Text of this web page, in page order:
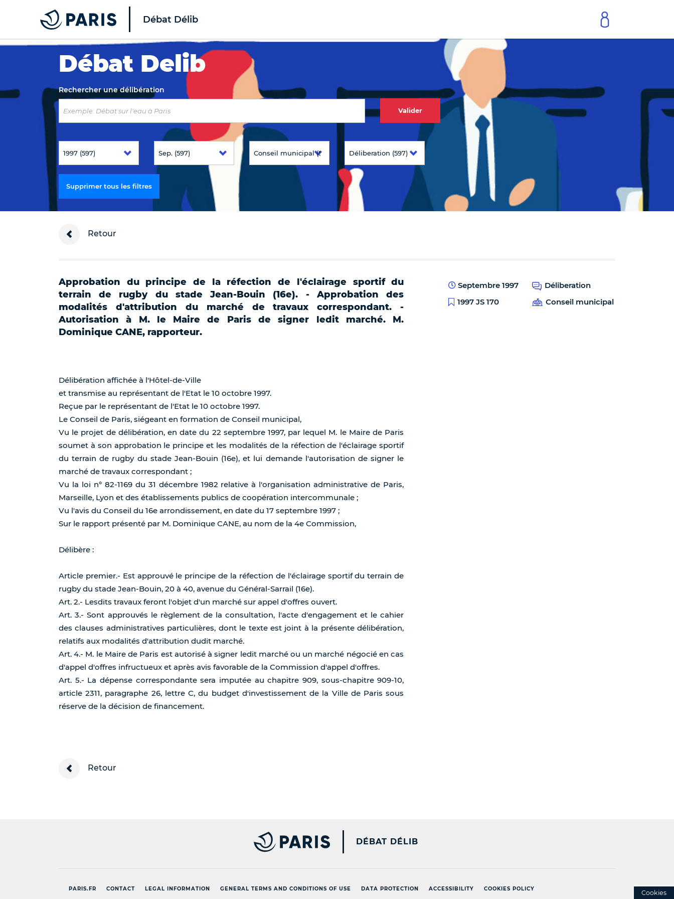
Top of the page
Débat Délib
Débat Delib
Rechercher une délibération
Valider
Supprimer tous les filtres
Retour
Approbation du principe de la réfection de l'éclairage sportif du
terrain de rugby du stade Jean-Bouin (16e). - Approbation des
modalités d'attribution du marché de travaux correspondant. -
Autorisation à M. le Maire de Paris de signer ledit marché. M.
Dominique CANE, rapporteur.
Délibération affichée à l'Hôtel-de-Ville
et transmise au représentant de l'Etat le 10 octobre 1997.
Reçue par le représentant de l'Etat le 10 octobre 1997.
Le Conseil de Paris, siégeant en formation de Conseil municipal,
Vu le projet de délibération, en date du 22 septembre 1997, par lequel M. le Maire de Paris
soumet à son approbation le principe et les modalités de la réfection de l'éclairage sportif
du terrain de rugby du stade Jean-Bouin (16e), et lui demande l'autorisation de signer le
marché de travaux correspondant ;
Vu la loi n° 82-1169 du 31 décembre 1982 relative à l'organisation administrative de Paris,
Marseille, Lyon et des établissements publics de coopération intercommunale ;
Vu l'avis du Conseil du 16e arrondissement, en date du 17 septembre 1997 ;
Sur le rapport présenté par M. Dominique CANE, au nom de la 4e Commission,
Délibère :
Article premier.- Est approuvé le principe de la réfection de l'éclairage sportif du terrain de
rugby du stade Jean-Bouin, 20 à 40, avenue du Général-Sarrail (16e).
Art. 2.- Lesdits travaux feront l'objet d'un marché sur appel d'offres ouvert.
Art. 3.- Sont approuvés le règlement de la consultation, l'acte d'engagement et le cahier
des clauses administratives particulières, dont le texte est joint à la présente délibération,
relatifs aux modalités d'attribution dudit marché.
Art. 4.- M. le Maire de Paris est autorisé à signer ledit marché ou un marché négocié en cas
d'appel d'offres infructueux et après avis favorable de la Commission d'appel d'offres.
Art. 5.- La dépense correspondante sera imputée au chapitre 909, sous-chapitre 909-10,
article 2311, paragraphe 26, lettre C, du budget d'investissement de la Ville de Paris sous
réserve de la décision de financement.
Septembre 1997
Déliberation
1997 JS 170
Conseil municipal
Retour
PARIS.FR [NEW WINDOW]
DÉBAT DÉLIB
PARIS.FR CONTACT LEGAL INFORMATION GENERAL TERMS AND CONDITIONS OF USE DATA PROTECTION ACCESSIBILITY COOKIES POLICY